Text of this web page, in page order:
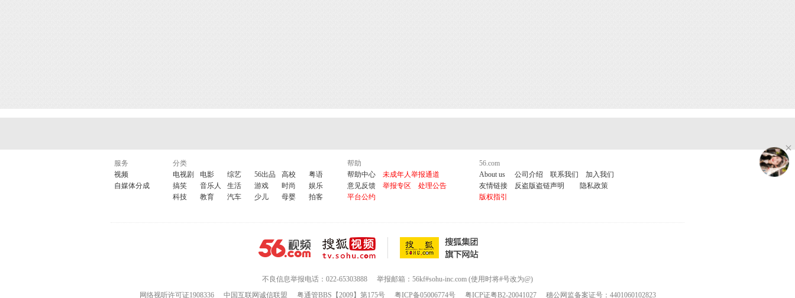
服务
视频
自媒体分成
分类
电视剧
电影 综艺 56出品 高校
粤语
搞笑
音乐人 生活 游戏 时尚
娱乐
科技
教育 汽车 少儿 母婴 拍客
帮助
帮助中心
未成年人举报通道
意见反馈
举报专区
处理公告
平台公约
56.com
About us
公司介绍 联系我们
加入我们
友情链接
反盗版盗链声明
隐私政策
版权指引
不良信息举报电话：022-65303888
举报邮箱：56kf#sohu-inc.com (使用时将#号改为@)
网络视听许可证1908336
中国互联网诚信联盟 粤通管BBS【2009】第175号 粤ICP备05006774号 粤ICP证粤B2-20041027 穗公网监备案证号：4401060102823